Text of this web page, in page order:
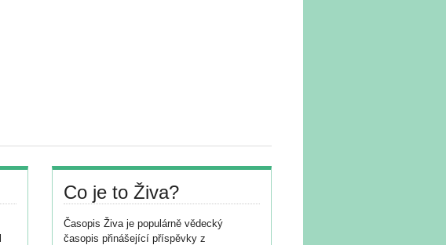
Co je to Živa?
Časopis Živa je populárně vědecký
časopis přinášející příspěvky z